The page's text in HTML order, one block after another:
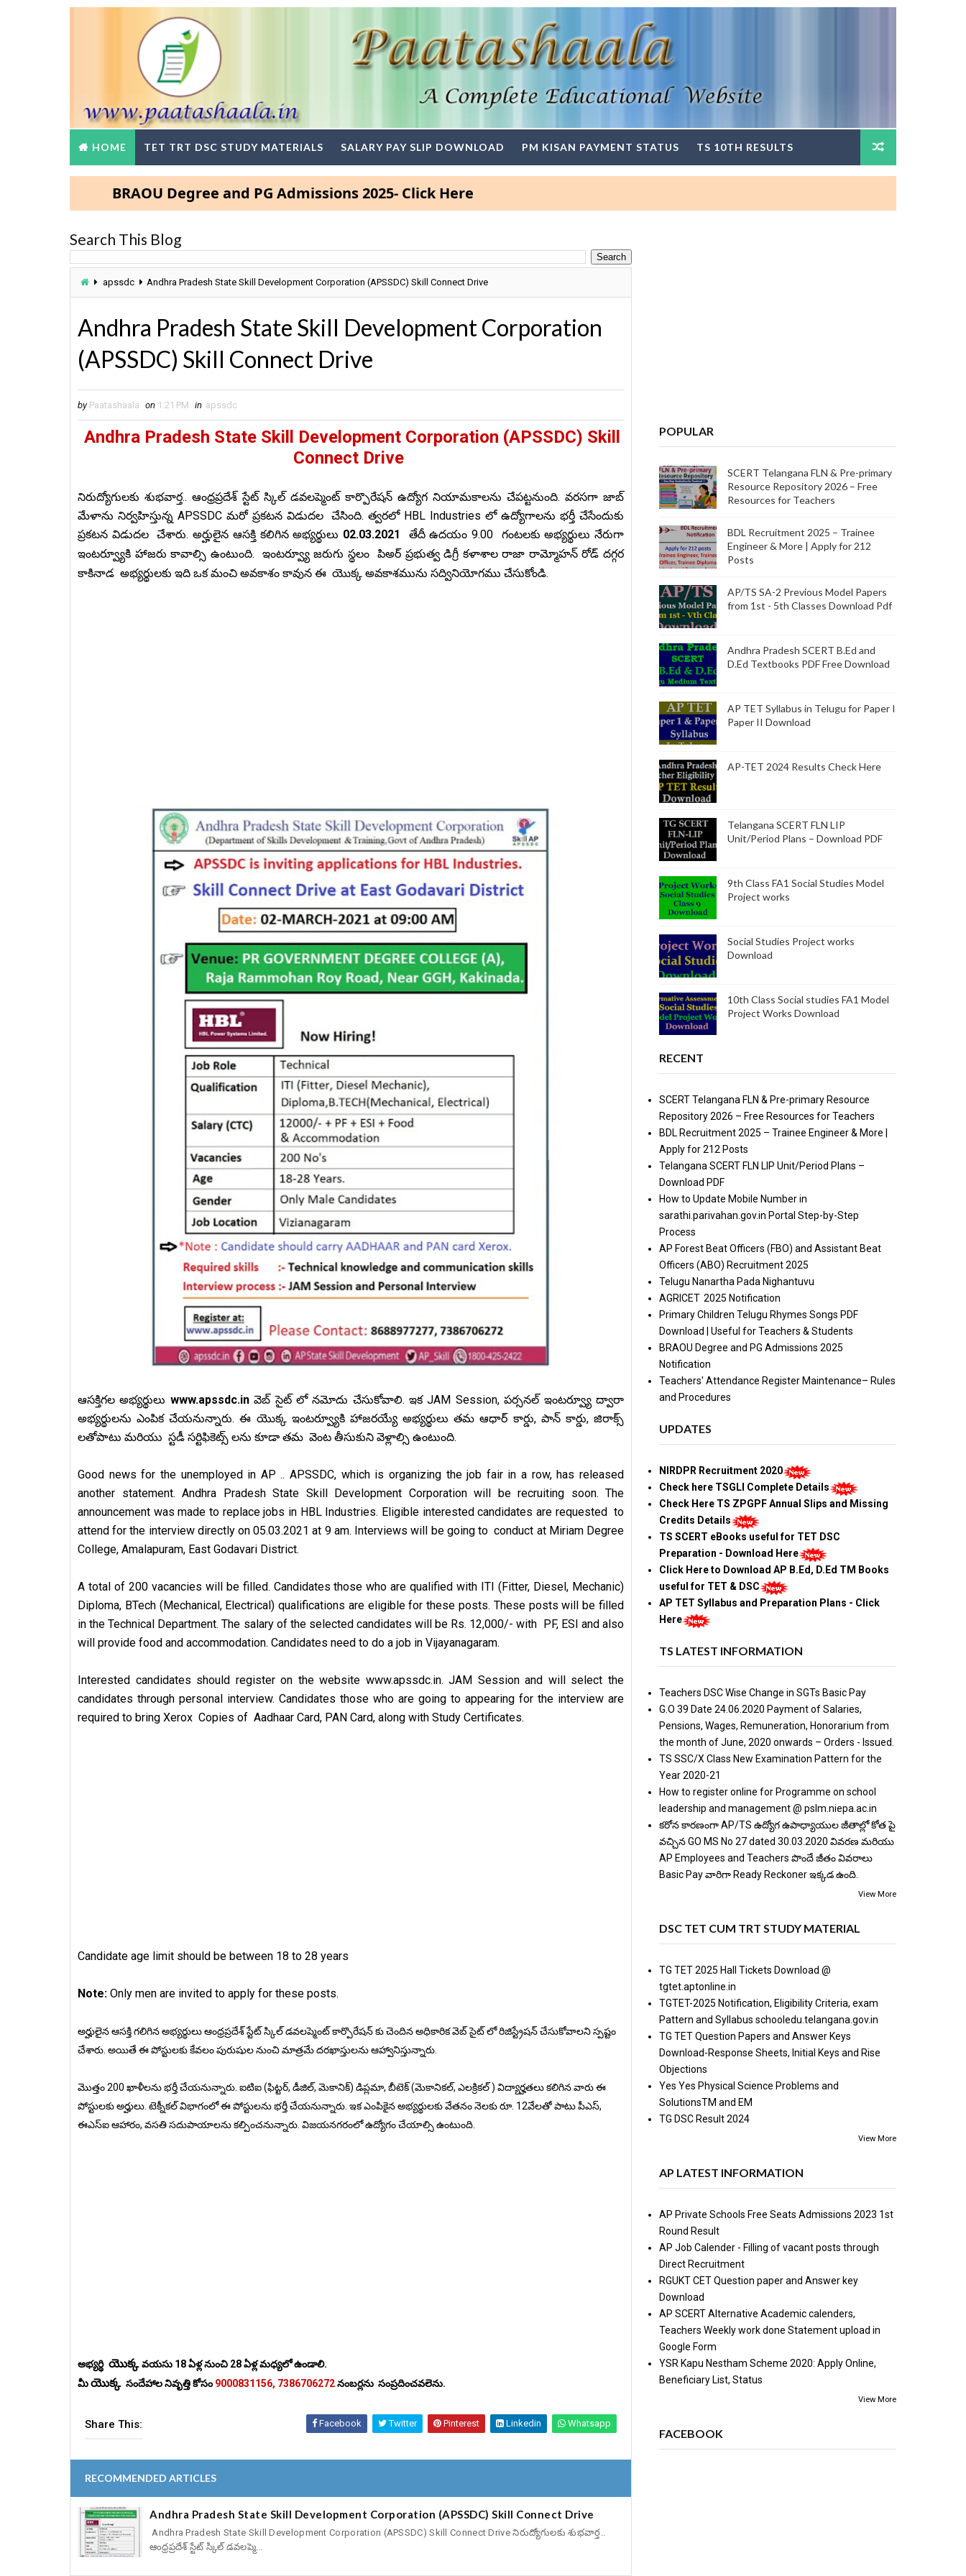
HOME TET TRT DSC STUDY MATERIALS SALARY PAY SLIP DOWNLOAD PM KISAN PAYMENT STATUS TS 10TH RESULTS
BRAOU Degree and PG Admissions 2025- Click Here
Search This Blog
apssdc Andhra Pradesh State Skill Development Corporation (APSSDC) Skill Connect Drive
Andhra Pradesh State Skill Development Corporation
(APSSDC) Skill Connect Drive
by Paatashaala on 1:21 PM in apssdc
Andhra Pradesh State Skill Development Corporation (APSSDC) Skill
Connect Drive
నిరుద్యోగులకు శుభవార్త.. ఆంధ్రప్రదేశ్ స్టేట్ స్కిల్ డవలప్మెంట్ కార్పొరేషన్ ఉద్యోగ నియామకాలను చేపట్టనుంది. వరసగా జాబ్
మేళాను నిర్వహిస్తున్న APSSDC మరో ప్రకటన విడుదల చేసింది. త్వరలో HBL Industries లో ఉద్యోగాలను భర్తీ చేసేందుకు
ప్రకటన విడుదల చేశారు. అర్హులైన ఆసక్తి కలిగిన అభ్యర్థులు 02.03.2021 తేదీ ఉదయం 9.00 గంటలకు అభ్యర్థులు నేరుగా
ఇంటర్వ్యూకి హాజరు కావాల్సి ఉంటుంది. ఇంటర్వ్యూ జరుగు స్థలం పిఅర్ ప్రభుత్వ డిగ్రీ కళాశాల రాజా రామ్మోహన్ రోడ్ దగ్గర
కాకినాడ అభ్యర్థులకు ఇది ఒక మంచి అవకాశం కావున ఈ యొక్క అవకాశమును సద్వినియోగము చేసుకోండి.
ఆసక్తిగల అభ్యర్థులు www.apssdc.inవెబ్ సైట్ లో నమోదు చేసుకోవాలి. ఇక JAM Session, పర్సనల్ ఇంటర్వ్యూ ద్వారా
అభ్యర్థులను ఎంపిక చేయనున్నారు.ఈ యొక్క ఇంటర్వ్యూకి హాజరయ్యే అభ్యర్థులుతమఆధార్ కార్డు, పాన్ కార్డు, జిరాక్స్
లతోపాటు మరియు స్టడీ సర్టిఫికెట్స్ లను కూడా తమ వెంట తీసుకుని వెళ్లాల్సి ఉంటుంది.
Good news for the unemployed in AP .. APSSDC, which is organizing the job fair in a row, has released
another statement. Andhra Pradesh State Skill Development Corporation will be recruiting soon. The
announcement was made to replace jobs in HBL Industries. Eligible interested candidates are requested to
attend for the interview directly on 05.03.2021 at 9 am. Interviews will be going to conduct at Miriam Degree
College, Amalapuram, East Godavari District.
A total of 200 vacancies will be filled. Candidates those who are qualified with ITI (Fitter, Diesel, Mechanic)
Diploma, BTech (Mechanical, Electrical) qualifications are eligible for these posts. These posts will be filled
in the Technical Department. The salary of the selected candidates will be Rs. 12,000/- with PF, ESI and also
will provide food and accommodation. Candidates need to do a job in Vijayanagaram.
Interested candidates should register on the website www.apssdc.in. JAM Session and will select the
candidates through personal interview. Candidates those who are going to appearing for the interview are
required to bring Xerox Copies of Aadhaar Card, PAN Card, along with Study Certificates.
Candidate age limit should be between 18 to 28 years
Note: Only men are invited to apply for these posts.
అర్హులైన ఆసక్తి గలిగిన అభ్యర్థులు ఆంధ్రప్రదేశ్ స్టేట్ స్కిల్ డవలప్మెంట్ కార్పొరేషన్ కు చెందిన అధికారిక వెబ్ సైట్ లో రిజిస్ట్రేషన్ చేసుకోవాలని స్పష్టం
చేశారు. అయితే ఈ పోస్టులకు కేవలం పురుషుల నుంచి మాత్రమే దరఖాస్తులను ఆహ్వానిస్తున్నారు.
మొత్తం 200 ఖాళీలను భర్తీ చేయనున్నారు. ఐటిఐ (ఫిట్టర్, డీజిల్, మెకానిక్) డిప్లమా, బీటెక్ (మెకానికల్, ఎలక్రికల్ ) విద్యార్హతలు కలిగిన వారు ఈ
పోస్టులకు అర్హులు. టెక్నీకల్ విభాగంలో ఈ పోస్టులను భర్తీ చేయనున్నారు. ఇక ఎంపికైన అభ్యర్థులకు వేతనం నెలకు రూ. 12వేలతో పాటు పీఎస్,
ఈఎస్ఐ ఆహారం, వసతి సదుపాయాలను కల్పించనున్నారు. విజయనగరంలో ఉద్యోగం చేయాల్సి ఉంటుంది.
అభ్యర్థి యొక్క వయసు 18 ఏళ్ల నుంచి 28 ఏళ్ల మధ్యలో ఉండాలి.
మీయొక్క సందేహాల నివృత్తి కోసం9000831156, 7386706272నంబర్లను సంప్రదించవలెను.
Share This: Facebook Twitter Pinterest Linkedin Whatsapp
RECOMMENDED ARTICLES
Andhra Pradesh State Skill Development Corporation (APSSDC) Skill Connect Drive
Andhra Pradesh State Skill Development Corporation (APSSDC) Skill Connect Drive నిరుద్యోగులకు శుభవార్త..
ఆంధ్రప్రదేశ్ స్టేట్ స్కిల్ డవలప్మె...
POPULAR
SCERT Telangana FLN & Pre-primary
Resource Repository 2026 – Free
Resources for Teachers
BDL Recruitment 2025 – Trainee
Engineer & More | Apply for 212
Posts
AP/TS SA-2 Previous Model Papers
from 1st - 5th Classes Download Pdf
Andhra Pradesh SCERT B.Ed and
D.Ed Textbooks PDF Free Download
AP TET Syllabus in Telugu for Paper I
Paper II Download
AP-TET 2024 Results Check Here
Telangana SCERT FLN LIP
Unit/Period Plans – Download PDF
9th Class FA1 Social Studies Model
Project works
Social Studies Project works
Download
10th Class Social studies FA1 Model
Project Works Download
RECENT
SCERT Telangana FLN & Pre-primary Resource
Repository 2026 – Free Resources for Teachers
BDL Recruitment 2025 – Trainee Engineer & More |
Apply for 212 Posts
Telangana SCERT FLN LIP Unit/Period Plans –
Download PDF
How to Update Mobile Number in
sarathi.parivahan.gov.in Portal Step-by-Step
Process
AP Forest Beat Officers (FBO) and Assistant Beat
Officers (ABO) Recruitment 2025
Telugu Nanartha Pada Nighantuvu
AGRICET 2025 Notification
Primary Children Telugu Rhymes Songs PDF
Download | Useful for Teachers & Students
BRAOU Degree and PG Admissions 2025
Notification
Teachers' Attendance Register Maintenance– Rules
and Procedures
UPDATES
NIRDPR Recruitment 2020
Check here TSGLI Complete Details
Check Here TS ZPGPF Annual Slips and Missing
Credits Details
TS SCERT eBooks useful for TET DSC
Preparation - Download Here
Click Here to Download AP B.Ed, D.Ed TM Books
useful for TET & DSC
AP TET Syllabus and Preparation Plans - Click
Here
TS LATEST INFORMATION
Teachers DSC Wise Change in SGTs Basic Pay
G.O 39 Date 24.06.2020 Payment of Salaries,
Pensions, Wages, Remuneration, Honorarium from
the month of June, 2020 onwards – Orders - Issued.
TS SSC/X Class New Examination Pattern for the
Year 2020-21
How to register online for Programme on school
leadership and management @ pslm.niepa.ac.in
కరోన కారణంగా AP/TS ఉద్యోగ ఉపాధ్యాయుల జీతాల్లో కోత పై
వచ్చిన GO MS No 27 dated 30.03.2020 వివరణ మరియు
AP Employees and Teachers పొందే జీతం వివరాలు
Basic Pay వారిగా Ready Reckoner ఇక్కడ ఉంది.
View More
DSC TET CUM TRT STUDY MATERIAL
TG TET 2025 Hall Tickets Download @
tgtet.aptonline.in
TGTET-2025 Notification, Eligibility Criteria, exam
Pattern and Syllabus schooledu.telangana.gov.in
TG TET Question Papers and Answer Keys
Download-Response Sheets, Initial Keys and Rise
Objections
Yes Yes Physical Science Problems and
SolutionsTM and EM
TG DSC Result 2024
View More
AP LATEST INFORMATION
AP Private Schools Free Seats Admissions 2023 1st
Round Result
AP Job Calender - Filling of vacant posts through
Direct Recruitment
RGUKT CET Question paper and Answer key
Download
AP SCERT Alternative Academic calenders,
Teachers Weekly work done Statement upload in
Google Form
YSR Kapu Nestham Scheme 2020: Apply Online,
Beneficiary List, Status
View More
FACEBOOK